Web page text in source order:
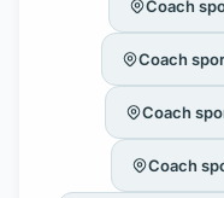
Coach
Coach
Coach
Coach